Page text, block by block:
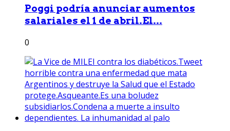
Poggi podría anunciar aumentos
salariales el 1 de abril.El...
0